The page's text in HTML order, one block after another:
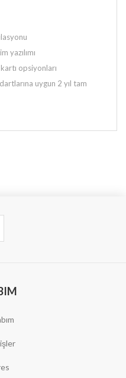
yazılımı
opsiyonları
uygun 2 yıl tam